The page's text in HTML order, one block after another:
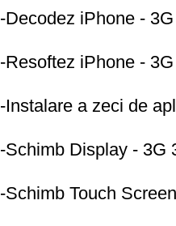
-Decodez iPhone -
-Resoftez iPhone -
-Instalare a zeci de
-Schimb Display - 3G
-Schimb Touch